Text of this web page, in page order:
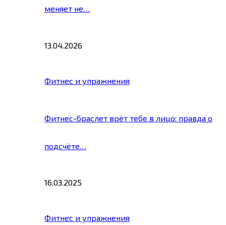
меняет не…
13.04.2026
Фитнес и упражнения
Фитнес-браслет врёт тебе в лицо: правда о
подсчёте…
16.03.2025
Фитнес и упражнения